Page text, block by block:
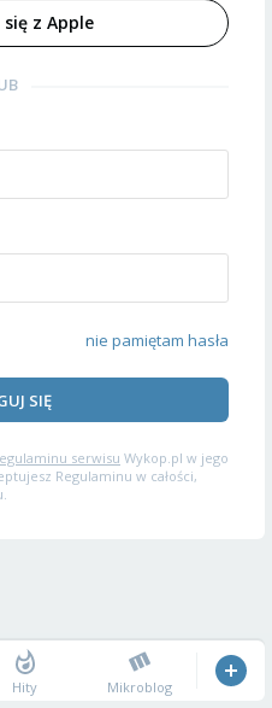
z Apple
nie pamiętam hasła
SIĘ
serwisu Wykop.pl w jego
Regulaminu w całości,
Hity Mikroblog